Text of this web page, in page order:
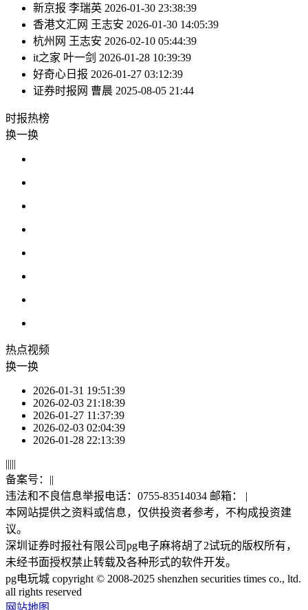
新京报 李瑞英 2026-01-30 23:38:39
香港文汇网 王志安 2026-01-30 14:05:39
杭州网 王志安 2026-02-10 05:44:39
it之家 叶一剑 2026-01-28 10:39:39
好奇心日报 2026-01-27 03:12:39
证券时报网 曹晨 2025-08-05 21:44
时报热榜
换一换
热点视频
换一换
2026-01-31 19:51:39
2026-02-03 21:18:39
2026-01-27 11:37:39
2026-02-03 02:04:39
2026-01-28 22:13:39
|||||
备案号： ||
违法和不良信息举报电话：0755-83514034 邮箱： |
本网站提供之资料或信息，仅供投资者参考，不构成投资建
议。
深圳证券时报社有限公司pg电子麻将胡了2试玩的版权所有，
未经书面授权禁止转载及各种形式的软件开发。
pg电玩城 copyright © 2008-2025 shenzhen securities times co., ltd.
all rights reserved